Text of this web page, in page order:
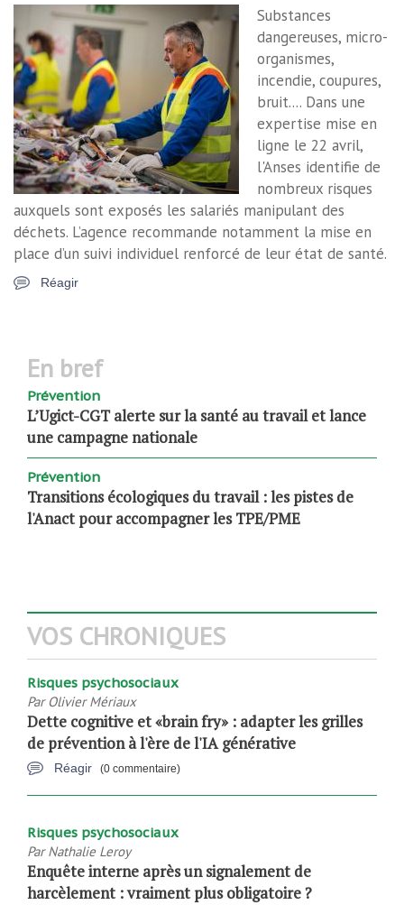
Substances
dangereuses, micro-
organismes,
incendie, coupures,
bruit.... Dans une
expertise mise en
ligne le 22 avril,
l'Anses identifie de
nombreux risques
auxquels sont exposés les salariés manipulant des
déchets. L’agence recommande notamment la mise en
place d’un suivi individuel renforcé de leur état de santé.
Réagir
en bref
Prévention
L’Ugict-CGT alerte sur la santé au travail et lance
une campagne nationale
Prévention
Transitions écologiques du travail : les pistes de
l'Anact pour accompagner les TPE/PME
VOS CHRONIQUES
Risques psychosociaux
Par Olivier Mériaux
Dette cognitive et «brain fry» : adapter les grilles
de prévention à l'ère de l'IA générative
Réagir (0 commentaire)
Risques psychosociaux
ParNathalie Leroy
Enquête interne après un signalement de
harcèlement : vraiment plus obligatoire ?